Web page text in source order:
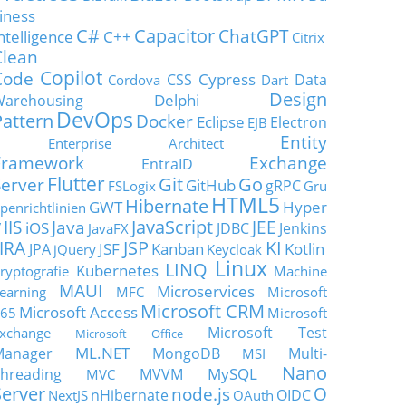
C# C++ Capacitor ChatGPT Citrix
Copilot Cordova CSS Cypress Dart Data
Delphi
Design
DevOps Docker Eclipse EJB Electron
Enterprise Architect
Entity
EntraID
Exchange
Flutter FSLogix GitGitHubGo gRPC Gru
GWT HibernateHTML5 Hyper
IIS iOSJava JavaFX JavaScript JDBC JEE Jenkins
JPA jQuery JSF JSP Kanban Keycloak KI Kotlin
Kubernetes LINQ Linux Machine
MAUI MFC Microservices
Microsoft
Microsoft Access Microsoft CRM Microsoft
Microsoft Office
Microsoft Test
ML.NET MongoDB MSI
Multi-
MVC MVVM MySQL
Nano
NextJS nHibernatenode.js OAuth OIDCO